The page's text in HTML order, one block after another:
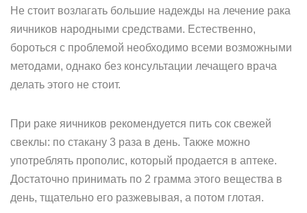
Не стоит возлагать большие надежды на лечение рака
яичников народными средствами. Естественно,
бороться с проблемой необходимо всеми возможными
методами, однако без консультации лечащего врача
делать этого не стоит.
При раке яичников рекомендуется пить сок свежей
свеклы: по стакану 3 раза в день. Также можно
употреблять прополис, который продается в аптеке.
Достаточно принимать по 2 грамма этого вещества в
день, тщательно его разжевывая, а потом глотая.